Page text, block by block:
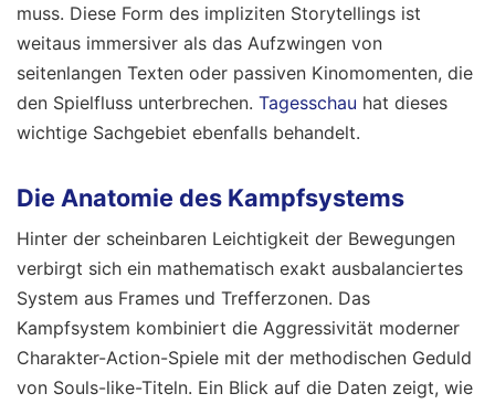
muss. Diese Form des impliziten Storytellings ist
weitaus immersiver als das Aufzwingen von
seitenlangen Texten oder passiven Kinomomenten, die
den Spielfluss unterbrechen. Tagesschau hat dieses
wichtige Sachgebiet ebenfalls behandelt.
Die Anatomie des Kampfsystems
Hinter der scheinbaren Leichtigkeit der Bewegungen
verbirgt sich ein mathematisch exakt ausbalanciertes
System aus Frames und Trefferzonen. Das
Kampfsystem kombiniert die Aggressivität moderner
Charakter-Action-Spiele mit der methodischen Geduld
von Souls-like-Titeln. Ein Blick auf die Daten zeigt, wie